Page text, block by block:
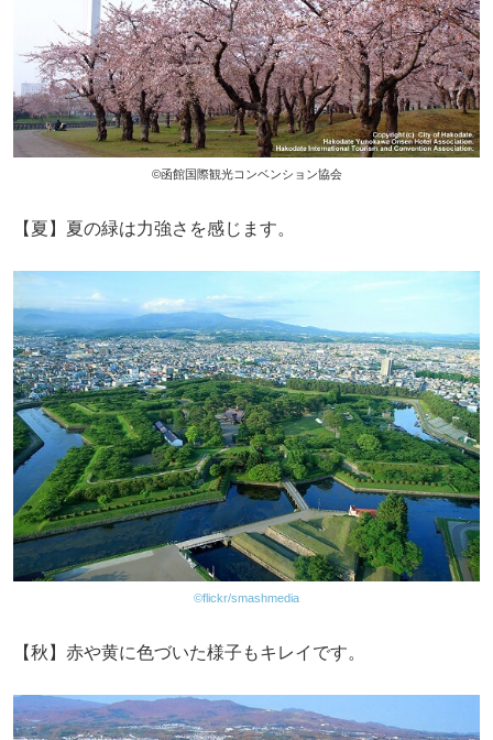
©函館国際観光コンベンション協会
【夏】夏の緑は力強さを感じます。
©flickr/smashmedia
【秋】赤や黄に色づいた様子もキレイです。